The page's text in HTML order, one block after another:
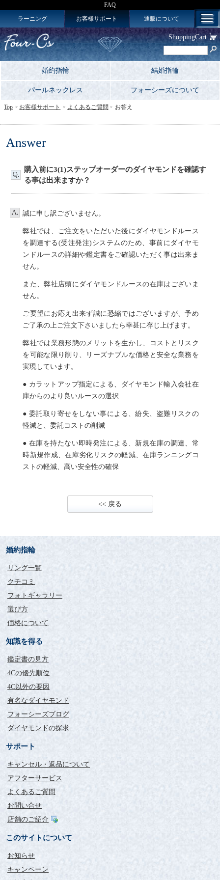
FAQ
ラーニング
お客様サポート 通販について
婚約指輪 結婚指輪
パールネックレス フォーシーズについて
Answer
購入前に3(1)ステップオーダーのダイヤモンドを確認す
る事は出来ますか？
誠に申し訳ございません。
弊社では、ご注文をいただいた後にダイヤモンドルース
を調達する(受注発注)システムのため、事前にダイヤモ
ンドルースの詳細や鑑定書をご確認いただく事は出来ま
せん。
また、弊社店頭にダイヤモンドルースの在庫はございま
せん。
ご要望にお応え出来ず誠に恐縮ではございますが、予め
ご了承の上ご注文下さいましたら幸甚に存じ上げます。
弊社では業務形態のメリットを生かし、コストとリスク
を可能な限り削り、リーズナブルな価格と安全な業務を
実現しています。
● カラットアップ指定による、ダイヤモンド輸入会社在
庫からのより良いルースの選択
● 委託取り寄せをしない事による、紛失、盗難リスクの
軽減と、委託コストの削減
● 在庫を持たない即時発注による、新規在庫の調達、常
時新規作成、在庫劣化リスクの軽減、在庫ランニングコ
ストの軽減、高い安全性の確保
<< 戻る
Top お客様サポート よくあるご質問 お答え
ShoppingCart
婚約指輪
リング一覧
クチコミ
フォトギャラリー
選び方
価格について
知識を得る
鑑定書の見方
4Cの優先順位
4C以外の要因
有名なダイヤモンド
フォーシーズブログ
ダイヤモンドの探求
サポート
キャンセル・返品について
アフターサービス
よくあるご質問
お問い合せ
店舗のご紹介
このサイトについて
お知らせ
キャンペーン